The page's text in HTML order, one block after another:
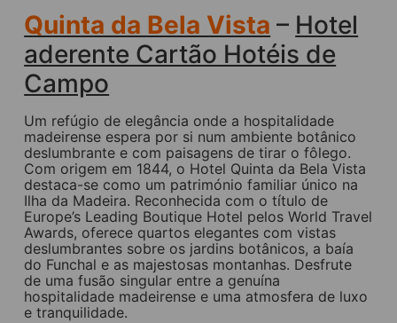
Quinta da Bela Vista – Hotel
aderente Cartão Hotéis de
Campo
Um refúgio de elegância onde a hospitalidade
madeirense espera por si num ambiente botânico
deslumbrante e com paisagens de tirar o fôlego.
Com origem em 1844, o Hotel Quinta da Bela Vista
destaca-se como um património familiar único na
Ilha da Madeira. Reconhecida com o título de
Europe’s Leading Boutique Hotel pelos World Travel
Awards, oferece quartos elegantes com vistas
deslumbrantes sobre os jardins botânicos, a baía
do Funchal e as majestosas montanhas. Desfrute
de uma fusão singular entre a genuína
hospitalidade madeirense e uma atmosfera de luxo
e tranquilidade.